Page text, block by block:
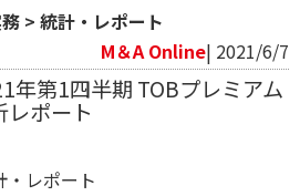
> 統計・レポート
M＆A Online| 2021/6/7
年第1四半期 TOBプレミアム
レポート
・レポート